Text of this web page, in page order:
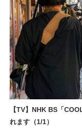
【TV】NHK BS「
れます（1/1）